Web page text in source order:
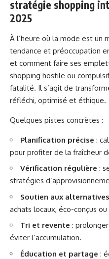
stratégie shopping
2025
À l’heure où la mode est un
tendance et préoccupation
et comment faire ses
shopping hostile ou
fatalité. Il s’agit de
réfléchi, optimisé et éthique.
Quelques pistes concrètes :
Planification précise :
pour profiter de la fraîcheur
Vérification régulière :
stratégies
Soutien aux alternatives
achats locaux, éco-conçus
Tri et revente :
éviter l’accumulation.
Éducation et partage :